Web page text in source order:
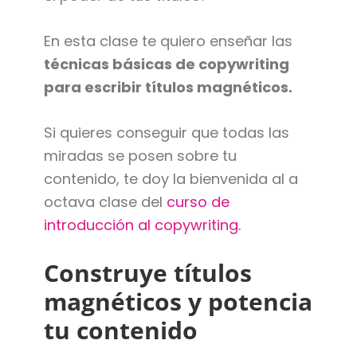
En esta clase te quiero enseñar las
técnicas básicas de copywriting
para escribir títulos magnéticos.
Si quieres conseguir que todas las
miradas se posen sobre tu
contenido, te doy la bienvenida al a
octava clase del curso de
introducción al copywriting.
Construye títulos
magnéticos y potencia
tu contenido